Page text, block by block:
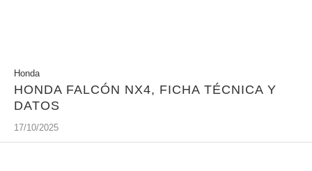
Honda
HONDA FALCÓN NX4, FICHA TÉCNICA Y
DATOS
17/10/2025